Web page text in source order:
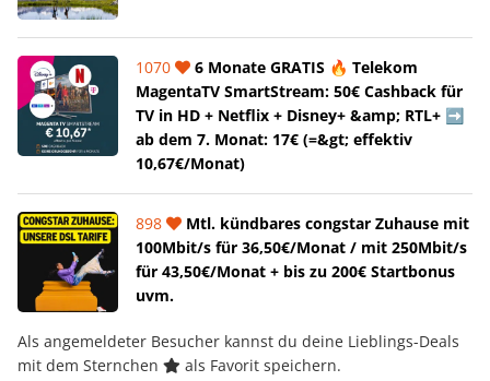
1070
6 Monate GRATIS 🔥 Telekom
MagentaTV SmartStream: 50€ Cashback für
TV in HD + Netflix + Disney+ &amp; RTL+ ➡️
ab dem 7. Monat: 17€ (=&gt; effektiv
10,67€/Monat)
898
Mtl. kündbares congstar Zuhause mit
100Mbit/s für 36,50€/Monat / mit 250Mbit/s
für 43,50€/Monat + bis zu 200€ Startbonus
uvm.
Als angemeldeter Besucher kannst du deine Lieblings-Deals
mit dem Sternchen
als Favorit speichern.